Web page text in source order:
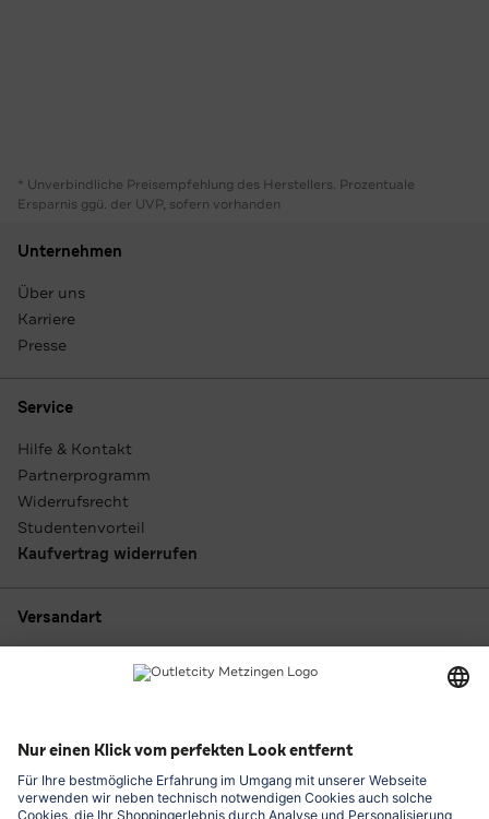
* Unverbindliche Preisempfehlung des Herstellers. Prozentuale
Ersparnis ggü. der UVP, sofern vorhanden
Unternehmen
Über uns
Karriere
Presse
Service
Hilfe & Kontakt
Partnerprogramm
Widerrufsrecht
Studentenvorteil
Kaufvertrag widerrufen
Versandart